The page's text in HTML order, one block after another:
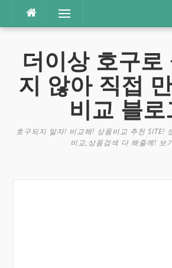
츠
메뉴
더이상 호구로
지 않아 직접
비교 블로
호구되지 말자! 비교해! 상품비교 추천 SITE!
비교,상품검색 다 해줄께! 보